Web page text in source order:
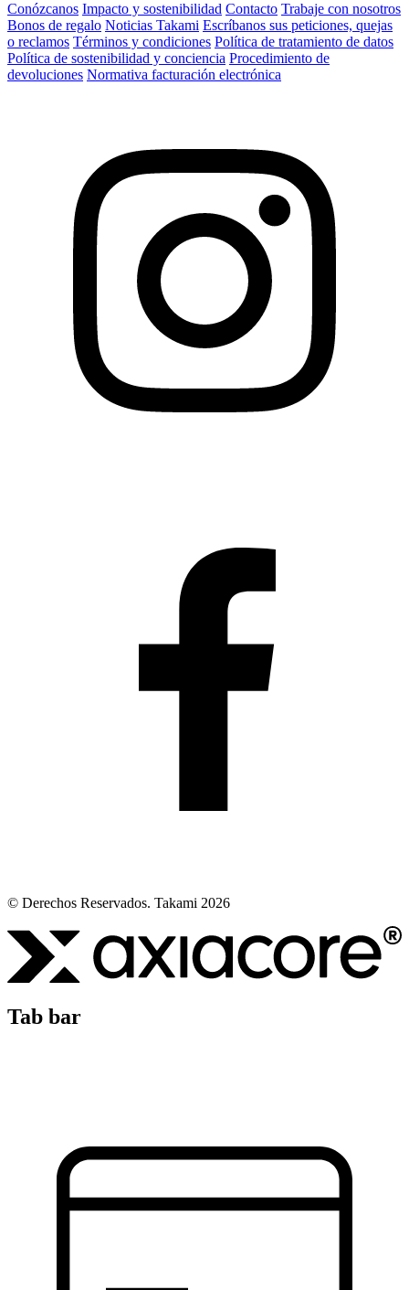
Conózcanos Impacto y sostenibilidad Contacto Trabaje con nosotros
Bonos de regalo Noticias Takami Escríbanos sus peticiones, quejas
o reclamos Términos y condiciones Política de tratamiento de datos
Política de sostenibilidad y conciencia Procedimiento de
devoluciones Normativa facturación electrónica
© Derechos Reservados. Takami 2026
Tab bar